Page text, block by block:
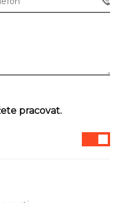
pracovat.